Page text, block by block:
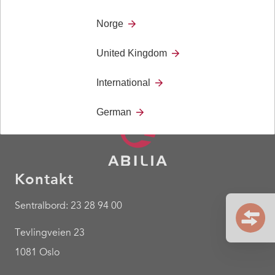
Kontakt
Sentralbord: 23 28 94 00
Tevlingveien 23
1081 Oslo
Norge
United Kingdom
International
German